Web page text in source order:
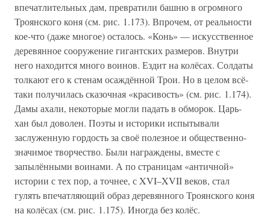
впечатлительных дам, превратили башню в огромного
Троянского коня (см. рис. 1.173). Впрочем, от реальности
кое-что (даже многое) осталось. «Конь» — искусственное
деревянное сооружение гигантских размеров. Внутри
него находится много воинов. Ездит на колёсах. Солдаты
толкают его к стенам осаждённой Трои. Но в целом всё-
таки получилась сказочная «красивость» (см. рис. 1.174).
Дамы ахали, некоторые могли падать в обморок. Царь-
хан был доволен. Поэты и историки испытывали
заслуженную гордость за своё полезное и общественно-
значимое творчество. Были награждены, вместе с
запылёнными воинами. А по страницам «античной»
истории с тех пор, а точнее, с XVI–XVII веков, стал
гулять впечатляющий образ деревянного Троянского коня
на колёсах (см. рис. 1.175). Иногда без колёс.